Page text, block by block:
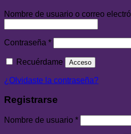
Nombre de usuario o correo
Contraseña *
Recuérdame Acceso
¿Olvidaste la contraseña?
Registrarse
Nombre de usuario *